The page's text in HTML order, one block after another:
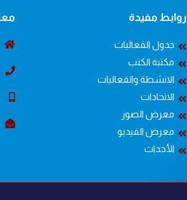
روابط مفيدة
جدول الفعاليات
مكتبة الكتب
الانشطة والفعاليات
الاتحادات
معرض الصور
معرض الفيديو
الأحداث